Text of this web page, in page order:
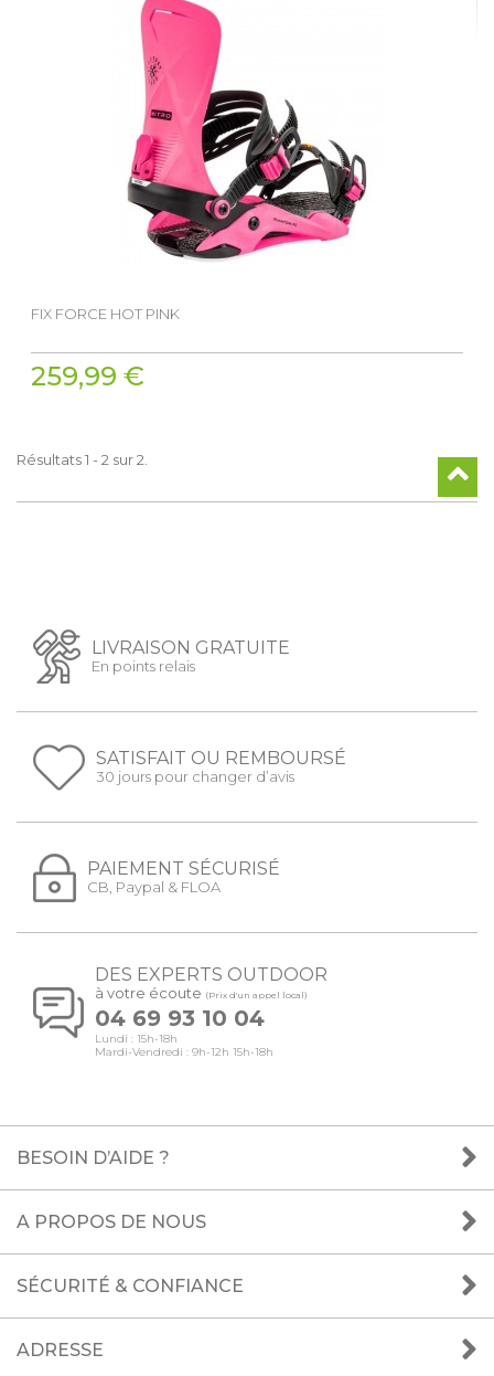
FIX FORCE HOT PINK
259,99 €
Résultats 1 - 2 sur 2.
LIVRAISON GRATUITE
En points relais
SATISFAIT OU REMBOURSÉ
30 jours pour changer d’avis
PAIEMENT SÉCURISÉ
CB, Paypal & FLOA
DES EXPERTS OUTDOOR
à votre écoute (Prix d'un appel local)
04 69 93 10 04
Lundi : 15h-18h
Mardi-Vendredi : 9h-12h 15h-18h
BESOIN D’AIDE ?
A PROPOS DE NOUS
SÉCURITÉ & CONFIANCE
ADRESSE